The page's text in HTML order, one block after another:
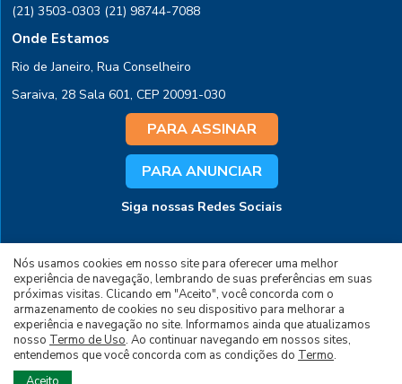
Nós usamos cookies em nosso site para oferecer uma melhor
experiência de navegação, lembrando de suas preferências em suas
próximas visitas. Clicando em "Aceito", você concorda com o
armazenamento de cookies no seu dispositivo para melhorar a
experiência e navegação no site. Informamos ainda que atualizamos
nosso Termo de Uso. Ao continuar navegando em nossos sites,
entendemos que você concorda com as condições do Termo.
(21) 3503-0303 (21) 98744-7088
Onde Estamos
Rio de Janeiro, Rua Conselheiro
Saraiva, 28 Sala 601, CEP 20091-030
PARA ASSINAR
PARA ANUNCIAR
Siga nossas Redes Sociais
© 2026 Todos os Direitos Reservados à Editora
Brasil Energia LTDA - Desenvolvido por